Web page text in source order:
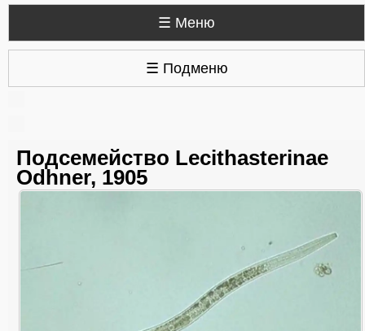
☰ Меню
☰ Подменю
Подсемейство Lecithasterinae
Odhner, 1905